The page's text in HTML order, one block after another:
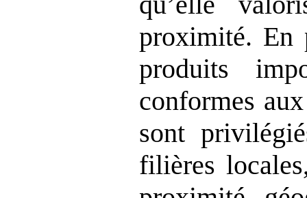
proximité. En
produits
conformes
sont
filières